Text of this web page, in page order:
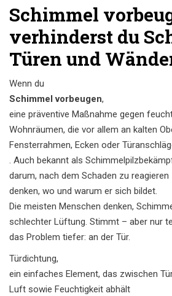
Schimmel
verhinderst du
Türen und
Wenn du
Schimmel vorbeugen,
eine präventive Maßnahme gegen
Wohnräumen, die vor allem an kalten
Fensterrahmen, Ecken oder
. Auch bekannt als
darum, nach dem Schaden zu
denken, wo und warum er sich bildet.
Die meisten Menschen denken,
schlechter Lüftung. Stimmt – aber nur
das Problem tiefer: an der Tür.
Türdichtung,
ein einfaches Element, das zwischen
Luft sowie Feuchtigkeit abhält